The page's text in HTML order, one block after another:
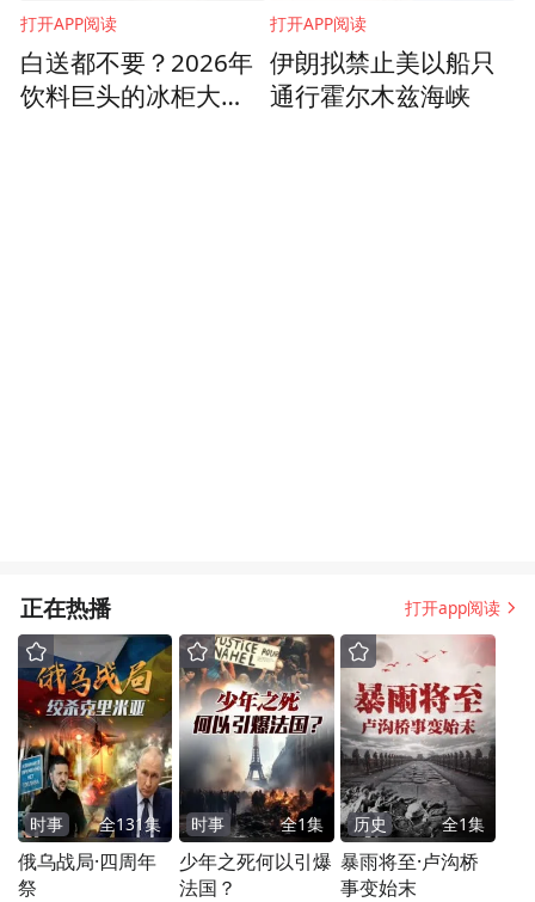
打开APP阅读
白送都不要？2026年
饮料巨头的冰柜大战
打开APP阅读
伊朗拟禁止美以船只
通行霍尔木兹海峡
正在热播 打开app阅读
时事 全131集
俄乌战局·四周年
祭
时事 全1集
少年之死何以引爆
法国？
历史 全1集
暴雨将至·卢沟桥
事变始末